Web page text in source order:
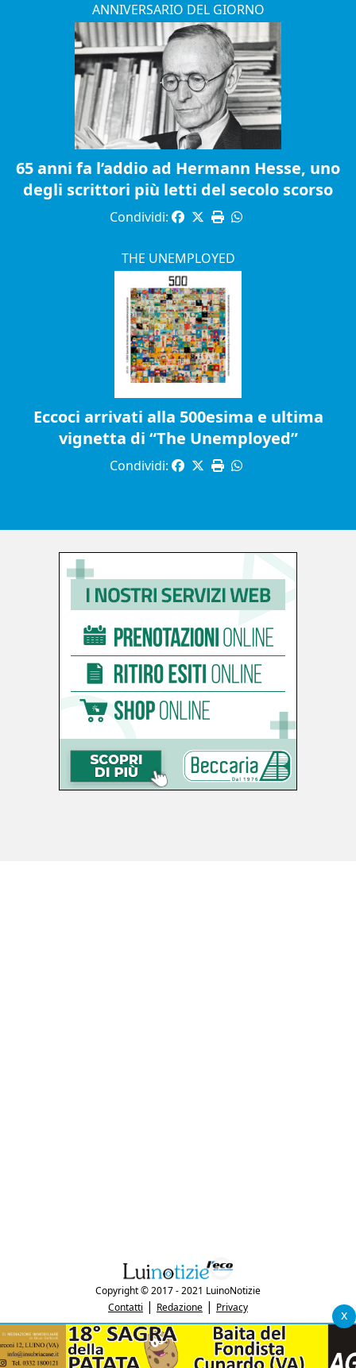
ANNIVERSARIO DEL GIORNO
65 anni fa l’addio ad Hermann Hesse, uno
degli scrittori più letti del secolo scorso
Condividi:
THE UNEMPLOYED
Eccoci arrivati alla 500esima e ultima
vignetta di “The Unemployed”
Condividi:
x
Copyright © 2017 - 2021 LuinoNotizie
Contatti | Redazione | Privacy
"Luinonotizie.it è una testata giornalistica iscritta al Registro Stampa del
tribunale di Varese al n. 5/2017 in data 29/6/2017"
P.IVA: 03433740127